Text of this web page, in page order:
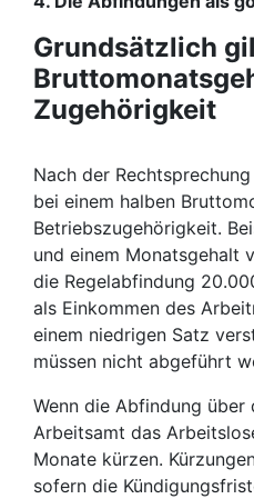
Grundsätzlich
Zugehörigkeit
Nach der
bei einem halben
Betriebszugehörigkeit.
und einem Monatsgehalt
die Regelabfindung
als Einkommen des
einem niedrigen Satz
müssen nicht abgeführt
Wenn die Abfindung über
Arbeitsamt das
Monate kürzen.
sofern die